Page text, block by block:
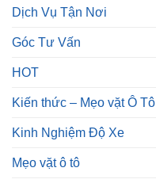
Dịch Vụ Tận Nơi
Góc Tư Vấn
HOT
Kiến thức – Mẹo vặt Ô Tô
Kinh Nghiệm Độ Xe
Mẹo vặt ô tô